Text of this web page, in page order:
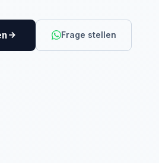
Frage stellen